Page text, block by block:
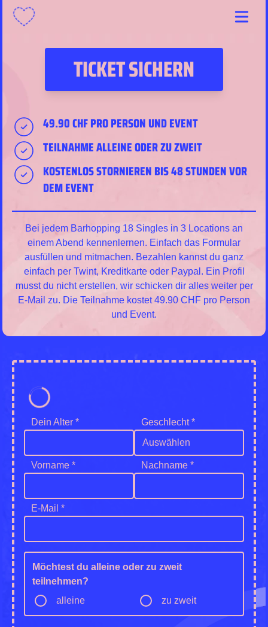
Menu
TICKET SICHERN
49.90 CHF PRO PERSON UND EVENT
TEILNAHME ALLEINE ODER ZU ZWEIT
KOSTENLOS STORNIEREN BIS 48 STUNDEN VOR
DEM EVENT
Bei jedem Barhopping 18 Singles in 3 Locations an
einem Abend kennenlernen. Einfach das Formular
ausfüllen und mitmachen. Bezahlen kannst du ganz
einfach per Twint, Kreditkarte oder Paypal. Ein Profil
musst du nicht erstellen, wir schicken dir alles weiter per
E-Mail zu. Die Teilnahme kostet 49.90 CHF pro Person
und Event.
Dein Alter *
Geschlecht *
Auswählen
Vorname * Nachname *
E-Mail *
Möchtest du alleine oder zu zweit
teilnehmen?
alleine
zu zweit